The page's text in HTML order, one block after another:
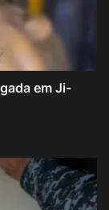
em Ji-